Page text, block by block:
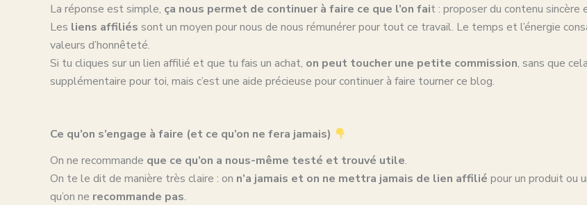
La réponse est simple, ça nous permet de continuer à faire ce que l’on fait : proposer du contenu
Les liens affiliés sont un moyen pour nous de nous rémunérer pour tout ce travail. Le temps et l’énergie
valeurs d’honnêteté.
Si tu cliques sur un lien affilié et que tu fais un achat, on peut toucher une petite commission, sans que
supplémentaire pour toi, mais c’est une aide précieuse pour continuer à faire tourner ce blog.
Ce qu’on s’engage à faire (et ce qu’on ne fera jamais)
On ne recommande que ce qu’on a nous-même testé et trouvé utile.
On te le dit de manière très claire : on n’a jamais et on ne mettra jamais de lien affilié pour un produit ou
qu’on ne recommande pas.